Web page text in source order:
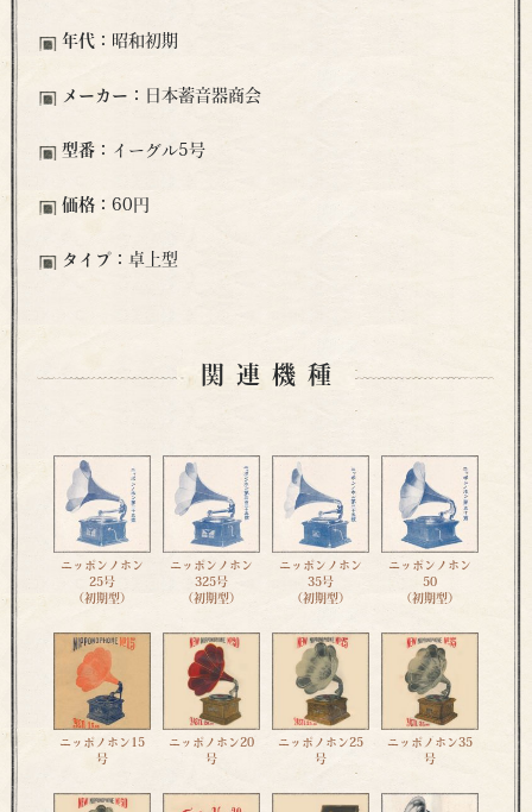
年代： 昭和初期
メーカー： 日本蓄音器商会
型番： イーグル5号
価格：60円
タイプ：卓上型
関連機種
ニッポンノホン
25号
（初期型）
ニッポンノホン
325号
（初期型）
ニッポンノホン
35号
（初期型）
ニッポンノホン
50
（初期型）
ニッポノホン15
号
ニッポノホン20
号
ニッポノホン25
号
ニッポノホン35
号